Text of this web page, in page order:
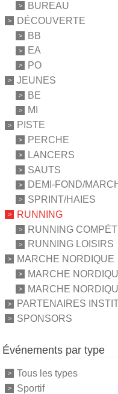
BUREAU
DÉCOUVERTE
BB
EA
PO
JEUNES
BE
MI
PISTE
PERCHE
LANCERS
SAUTS
DEMI-FOND/
SPRINT/HAIES
RUNNING
RUNNING
RUNNING LOISIRS
MARCHE NORDIQUE
MARCHE
MARCHE
PARTENAIRES
SPONSORS
Événements par type
Tous les types
Sportif